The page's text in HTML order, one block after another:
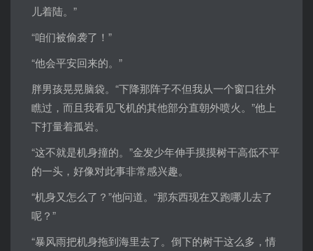
儿着陆。”
“咱们被偷袭了！”
“他会平安回来的。”
胖男孩晃晃脑袋。“下降那阵子不但我从一个窗口往外
瞧过，而且我看见飞机的其他部分直朝外喷火。”他上
下打量着孤岩。
“这不就是机身撞的。”金发少年伸手摸摸树干高低不平
的一头，好像对此事非常感兴趣。
“机身又怎么了？”他问道。“那东西现在又跑哪儿去了
呢？”
“暴风雨把机身拖到海里去了。倒下的树干这么多，情